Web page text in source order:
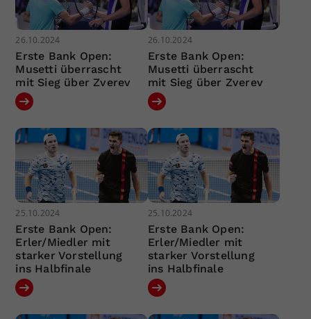
26.10.2024
Erste Bank Open:
Musetti überrascht
mit Sieg über Zverev
26.10.2024
Erste Bank Open:
Musetti überrascht
mit Sieg über Zverev
25.10.2024
Erste Bank Open:
Erler/Miedler mit
starker Vorstellung
ins Halbfinale
25.10.2024
Erste Bank Open:
Erler/Miedler mit
starker Vorstellung
ins Halbfinale